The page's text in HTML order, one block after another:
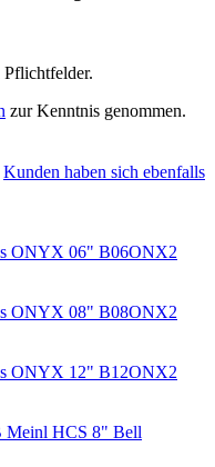
zur Kenntnis genommen.
Kunden haben sich ebenfalls
ONYX 06" B06ONX2
ONYX 08" B08ONX2
ONYX 12" B12ONX2
Meinl HCS 8" Bell